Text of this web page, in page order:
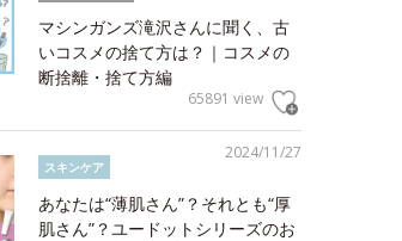
マシンガンズ滝沢さんに聞く、古
いコスメの捨て方は？｜コスメの
断捨離・捨て方編
65891 view
2024/11/27
スキンケア
あなたは“薄肌さん”？それとも“厚
肌さん”？ユードットシリーズのお